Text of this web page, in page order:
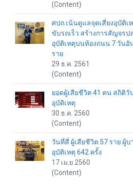
(Content)
ศปถ.เน้นดูแลจุดเสี่ยงอุบัติ
ขับรถเร็ว สร้างการสัญจรป
อุบัติเหตุบนท้องถนน 7 วันอั
ราย
29 ธ.ค. 2561
(Content)
ยอดผู้เสียชีวิต 41 คน สถิติวั
อุบัติเหตุ
30 ธ.ค. 2560
(Content)
วันที่สี่ ผู้เสียชีวิต 57 ราย ผู้บ
อุบัติเหตุ 642 ครั้ง
17 เม.ย 2560
(Content)